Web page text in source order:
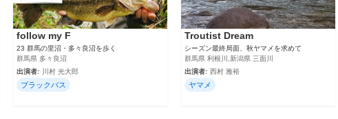
follow my F
23 群馬の里沼・多々良沼を歩く
群馬県 多々良沼
出演者:
川村 光大郎
ブラックバス
Troutist Dream
シーズン最終局面、秋ヤマメを求めて
群馬県 利根川,新潟県 三面川
出演者: 西村 雅裕
ヤマメ